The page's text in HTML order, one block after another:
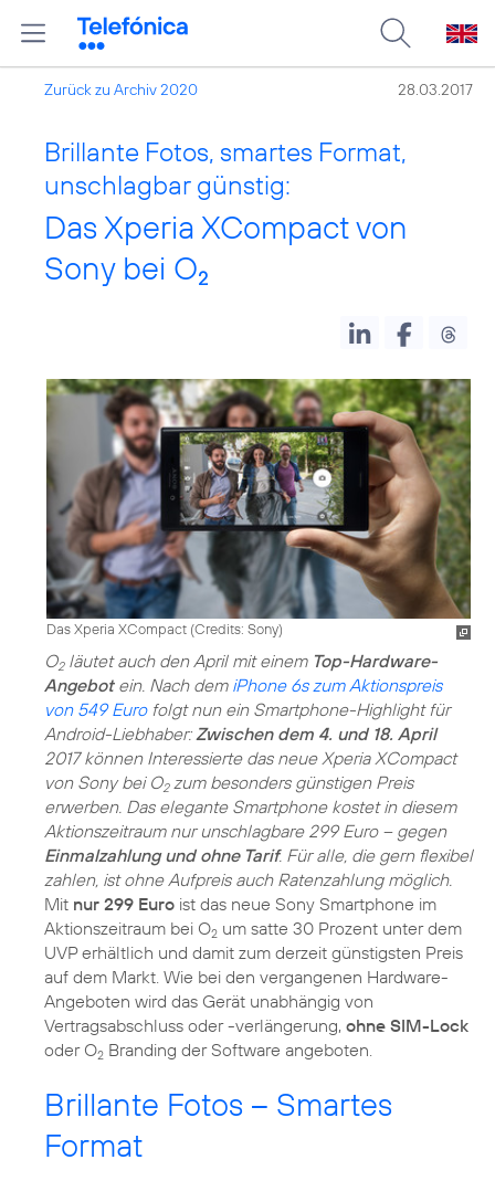
Zurück zu Archiv 2020 28.03.2017
Brillante Fotos, smartes Format,
unschlagbar günstig:
Das Xperia XCompact von
Sony bei O2
Das Xperia XCompact (Credits: Sony)
O2läutet auch den April mit einem Top-Hardware-
Angebotein. Nach dem iPhone 6s zum Aktionspreis
von 549 Eurofolgt nun ein Smartphone-Highlight für
Android-Liebhaber: Zwischen dem 4. und 18. April
2017 können Interessierte das neue Xperia XCompact
von Sony bei O2zum besonders günstigen Preis
erwerben. Das elegante Smartphone kostet in diesem
Aktionszeitraum nur unschlagbare 299 Euro – gegen
Einmalzahlung und ohne Tarif. Für alle, die gern flexibel
zahlen, ist ohne Aufpreis auch Ratenzahlung möglich.
Mit nur 299 Euro ist das neue Sony Smartphone im
Aktionszeitraum bei O2 um satte 30 Prozent unter dem
UVP erhältlich und damit zum derzeit günstigsten Preis
auf dem Markt. Wie bei den vergangenen Hardware-
Angeboten wird das Gerät unabhängig von
Vertragsabschluss oder -verlängerung, ohne SIM-Lock
oder O2 Branding der Software angeboten.
Brillante Fotos – Smartes
Format